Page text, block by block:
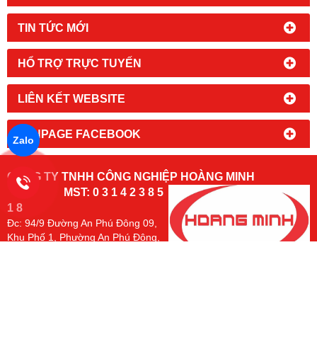
TIN TỨC MỚI
HỔ TRỢ TRỰC TUYẾN
LIÊN KẾT WEBSITE
FANPAGE FACEBOOK
CÔNG TY TNHH CÔNG NGHIỆP HOÀNG MINH
MST: 0 3 1 4 2 3 8 5
1 8
Đc: 94/9 Đường An Phú Đông 09,
Khu Phố 1, Phường An Phú Đông,
Zalo